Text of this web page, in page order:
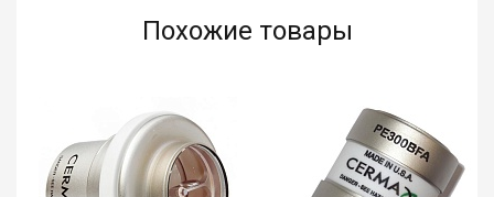
Похожие товары